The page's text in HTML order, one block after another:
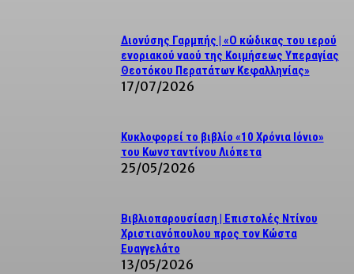
Διονύσης Γαρμπής | «Ο κώδικας του ιερού
ενοριακού ναού της Κοιμήσεως Υπεραγίας
Θεοτόκου Περατάτων Κεφαλληνίας»
17/07/2026
Κυκλοφορεί το βιβλίο «10 Χρόνια Ιόνιο»
του Κωνσταντίνου Λιόπετα
25/05/2026
Βιβλιοπαρουσίαση | Επιστολές Ντίνου
Χριστιανόπουλου προς τον Κώστα
Ευαγγελάτο
13/05/2026